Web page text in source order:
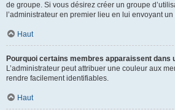
de groupe. Si vous désirez créer un groupe
l’administrateur en premier lieu en lui envoyant
Haut
Pourquoi certains membres apparaissent dans
L’administrateur peut attribuer une couleur aux
rendre facilement identifiables.
Haut